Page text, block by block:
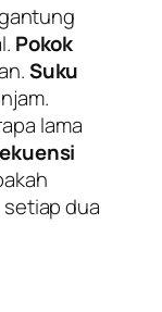
Pokok
Suku
lama
dua